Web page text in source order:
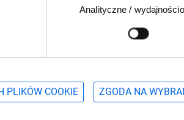
Analityczne /
PLIKÓW COOKIE ZGODA NA
DO KOSZYKA
wyprzedażach